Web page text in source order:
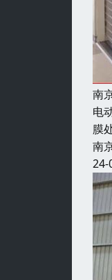
南
电
膜
南
24-